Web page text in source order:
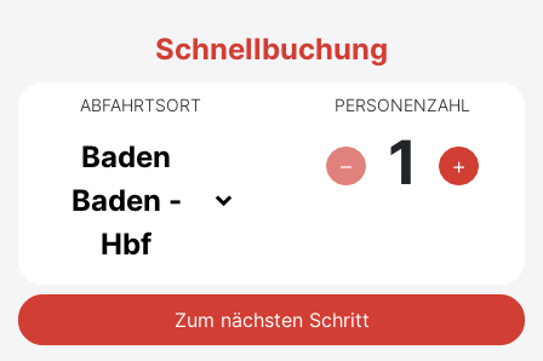
Schnellbuchung
ABFAHRTSORT
Baden
Baden -
Hbf
PERSONENZAHL
1
Zum nächsten Schritt